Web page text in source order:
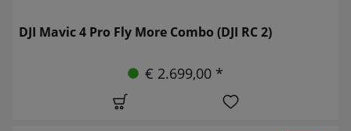
DJI Mavic 4 Pro Fly More Combo (DJI RC 2)
€ 2.699,00 *